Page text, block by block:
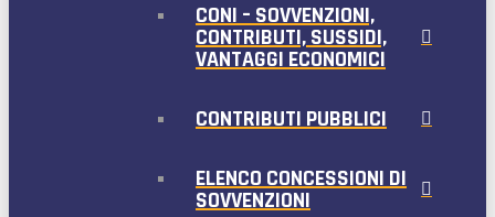
CONI – SOVVENZIONI,
CONTRIBUTI, SUSSIDI,
VANTAGGI ECONOMICI
CONTRIBUTI PUBBLICI
ELENCO CONCESSIONI DI
SOVVENZIONI